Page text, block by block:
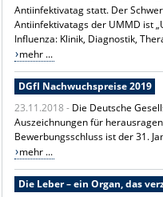
Antiinfektivatag statt. Der
Antiinfektivatags der UMMD ist
Influenza: Klinik, Diagnostik,
mehr ...
DGfI Nachwuchspreise 2019
23.11.2018 - Die Deutsche
Auszeichnungen für
Bewerbungsschluss ist der 31.
mehr ...
Die Leber – ein Organ, das